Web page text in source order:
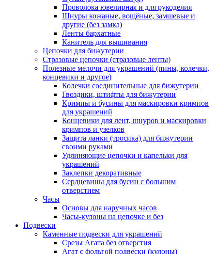
Проволока ювелирная и для рукоделия
Шнуры кожаные, вощёные, замшевые и
другие (без замка)
Ленты бархатные
Канитель для вышивания
Цепочки для бижутерии
Стразовые цепочки (стразовые ленты)
Полезные мелочи для украшений (пины, колечки,
концевики и другое)
Колечки соединительные для бижутерии
Гвоздики, штифты для бижутерии
Кримпы и бусины для маскировки кримпов
для украшений
Концевики для лент, шнуров и маскировки
кримпов и узелков
Защита ланки (тросика) для бижутерии
своими руками
Удлиняющие цепочки и капельки для
украшений
Заклепки декоративные
Сердцевины для бусин с большим
отверстием
Часы
Основы для наручных часов
Часы-кулоны на цепочке и без
Подвески
Каменные подвески для украшений
Срезы Агата без отверстия
Агат с фольгой подвески (кулоны)